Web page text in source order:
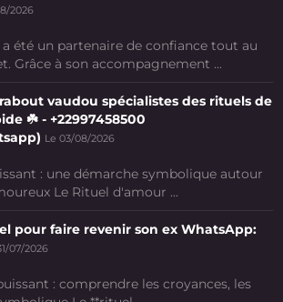
2026
été un partenaire de confiance tout au
Grâce à son accompagnement ...
vaudou spécialistes des rituels de
☘️ - +22997458500
Le 03/08/2026
: une démarche symbolique autour
Le Rituel d'amour ...
pour faire revenir son ex WhatsApp:
07/2026
: comprendre les croyances, les